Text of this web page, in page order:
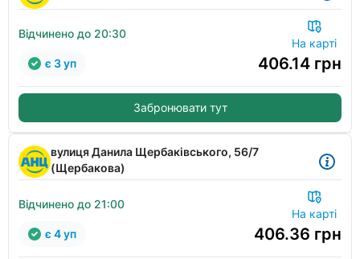
Відчинено до 20:30
На карті
406.14 грн
є 3 уп
Забронювати тут
вулиця Данила Щербаківського, 56/7
(Щербакова)
Відчинено до 21:00
На карті
406.36 грн
є 4 уп